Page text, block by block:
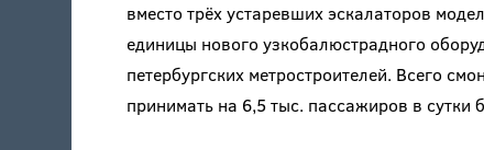
вместо трёх устаревших эскалаторов
единицы нового узкобалюстрадного
петербургских метростроителей. Всего
принимать на 6,5 тыс. пассажиров в сутки